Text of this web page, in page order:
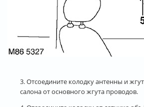
3. Отсоедините колодку антенны и
салона от основного жгута проводов.